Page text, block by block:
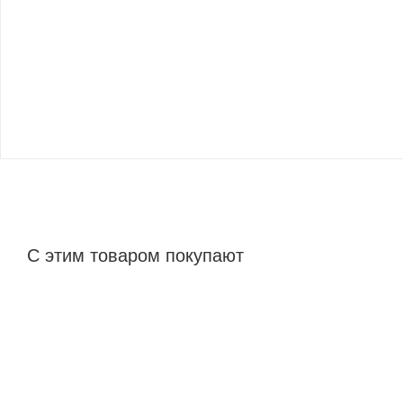
С этим товаром покупают